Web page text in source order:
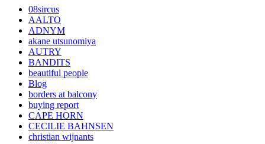
08sircus
AALTO
ADNYM
akane utsunomiya
AUTRY
BANDITS
beautiful people
Blog
borders at balcony
buying report
CAPE HORN
CECILIE BAHNSEN
christian wijnants